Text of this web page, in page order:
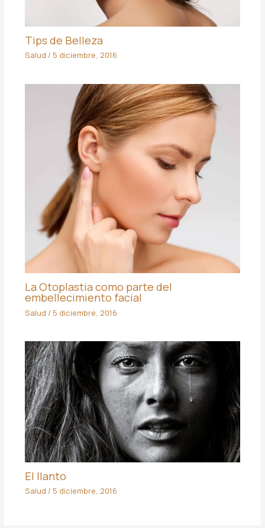
Tips de Belleza
Salud / 5 diciembre, 2016
La Otoplastia como parte del
embellecimiento facial
Salud / 5 diciembre, 2016
El llanto
Salud / 5 diciembre, 2016